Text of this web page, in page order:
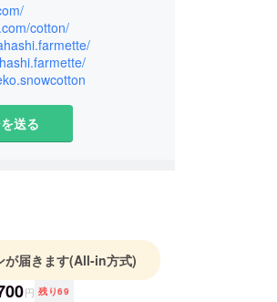
したが、実家の農業を
ともに農園を経営して
えました。
中心でしたが、約50年前
では高橋農園を代表する
」が日本野菜ソムリエサ
日本最北の商業コットン
NISEKO”のコットンブラ
を立ち上げ、地域の事業
cotton/
送る
が届きます(All-in方式)
円 残り69